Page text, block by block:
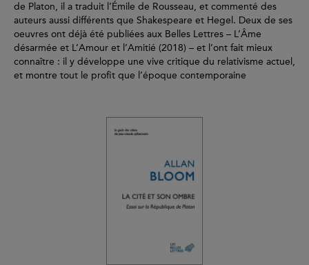
de Platon, il a traduit l’Émile de Rousseau, et commenté des
auteurs aussi différents que Shakespeare et Hegel. Deux de ses
oeuvres ont déjà été publiées aux Belles Lettres – L’Âme
désarmée et L’Amour et l’Amitié (2018) – et l’ont fait mieux
connaître : il y développe une vive critique du relativisme actuel,
et montre tout le profit que l’époque contemporaine